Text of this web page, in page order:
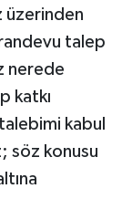
üzerinden
talep
nerede
katkı
kabul
söz konusu